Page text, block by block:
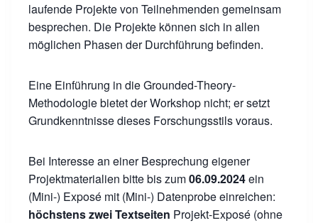
laufende Projekte von Teilnehmenden gemeinsam
besprechen. Die Projekte können sich in allen
möglichen Phasen der Durchführung befinden.
Eine Einführung in die Grounded-Theory-
Methodologie bietet der Workshop nicht; er setzt
Grundkenntnisse dieses Forschungsstils voraus.
Bei Interesse an einer Besprechung eigener
Projektmaterialien bitte bis zum06.09.2024ein
(Mini-) Exposé mit (Mini-) Datenprobe einreichen:
höchstens zwei Textseiten Projekt-Exposé (ohne